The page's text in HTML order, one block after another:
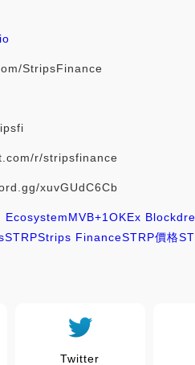
StripsFinance
r/stripsfinance
xuvGUdC6Cb
EcosystemMVB+1 OKEx
STRPStrips FinanceSTRP價格
Twitter